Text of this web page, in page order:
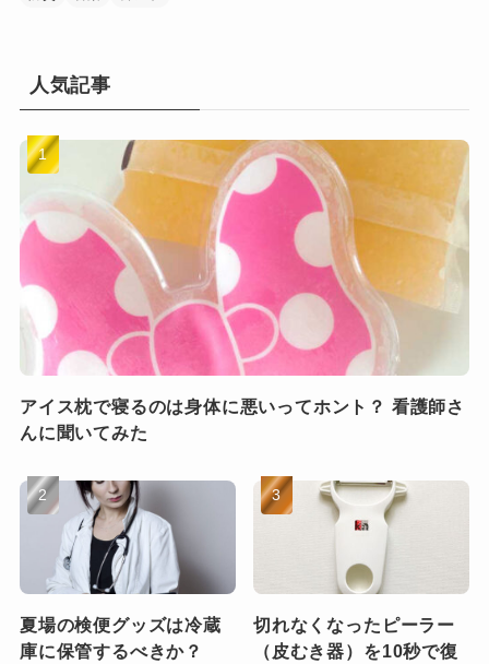
人気記事
アイス枕で寝るのは身体に悪いってホント？ 看護師さ
んに聞いてみた
夏場の検便グッズは冷蔵
庫に保管するべきか？
切れなくなったピーラー
（皮むき器）を10秒で復